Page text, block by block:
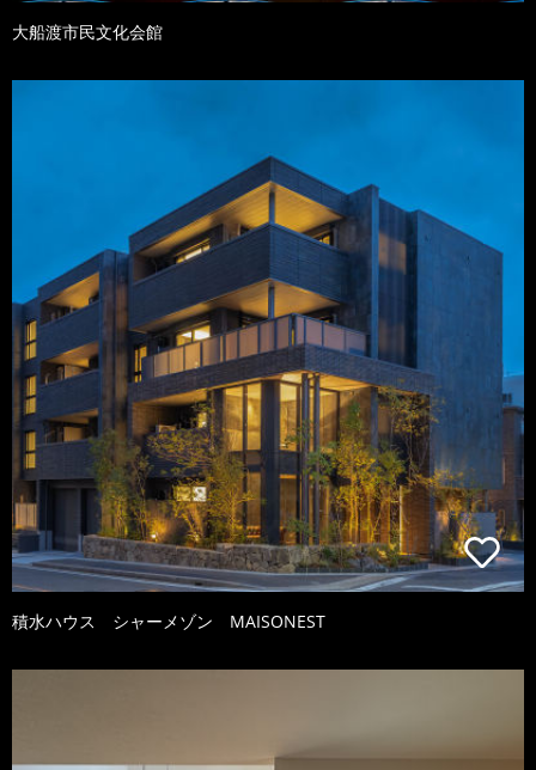
大船渡市民文化会館
積水ハウス シャーメゾン MAISONEST